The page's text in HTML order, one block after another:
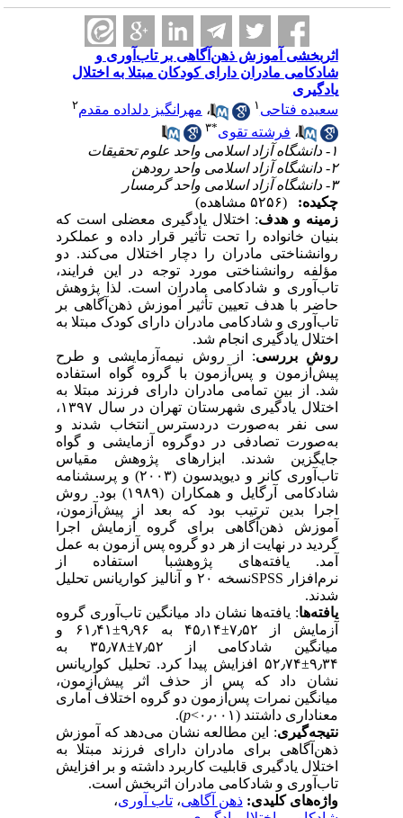
اثربخشی آموزش ذهن‌آگاهی بر تاب‌آوری و
شادکامی مادران دارای کودکان مبتلا به اختلال
یادگیری
سعیده فتاحی
،مهرانگیز دلداده مقدم
،فرشته تقوی ۳
۲- دانشگاه آزاد اسلامی واحد رودهن
۳- دانشگاه آزاد اسلامی واحد گرمسار
چکیده:
زمینه و هدف: اختلال یادگیری معضلی است که
بنیان خانواده را تحت تأثیر قرار داده و عملکرد
روانشناختی مادران را دچار اختلال می‌کند. دو
مؤلفه روانشناختی مورد توجه در این فرایند،
تاب‌آوری و شادکامی مادران است. لذا پژوهش
حاضر با هدف تعیین تأثیر آموزش ذهن‌آگاهی بر
تاب‌آوری و شادکامی مادران دارای کودک مبتلا به
اختلال یادگیری انجام شد.
روش بررسی: از روش نیمه‌آزمایشی و طرح
پیش‌آزمون و پس‌آزمون با گروه گواه استفاده
شد. از بین تمامی مادران دارای فرزند مبتلا به
اختلال یادگیری شهرستان تهران در سال ۱۳۹۷،
سی نفر به‌صورت دردسترس انتخاب شدند و
به‌صورت تصادفی در دوگروه آزمایشی و گواه
جایگزین شدند. ابزارهای پژوهش مقیاس
تاب‌آوری کانر و دیویدسون (۲۰۰۳) و پرسشنامه
شادکامی آرگایل و همکاران (۱۹۸۹) بود. روش
اجرا بدین ترتیب بود که بعد از پیش‌آزمون،
آموزش ذهن‌آگاهی برای گروه‌ آزمایش اجرا
گردید در نهایت از هر دو گروه پس آزمون به عمل
آمد. یافته‌های پژوهشبا استفاده از
نرم‌افزار SPSSنسخه ۲۰ و آنالیز کواریانس تحلیل
شدند.
یافته‌ها: یافته‌ها نشان داد میانگین تاب‌آوری گروه
آزمایش از ۷٫۵۲±۴۵٫۱۴ به ۹٫۹۶±۶۱٫۴۱ و
میانگین شادکامی از ۷٫۵۲±۳۵٫۷۸ به
۹٫۳۴±۵۲٫۷۴ افزایش پیدا کرد. تحلیل کواریانس
نشان داد که پس از حذف اثر پیش‌آزمون،
میانگین نمرات پس‌آزمون دو گروه اختلاف آماری
معناداری داشتند (۰٫۰۰۱>
p
).
نتیجه‌گیری: این مطالعه نشان می‌دهد که آموزش
ذهن‌آگاهی برای مادران دارای فرزند مبتلا به
اختلال یادگیری قابلیت کاربرد داشته و بر افزایش
تاب‌آوری و شادکامی مادران اثربخش است.
واژه‌های کلیدی:ذهن آگاهی،تاب آوری،